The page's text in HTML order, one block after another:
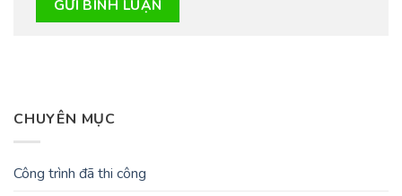
CHUYÊN MỤC
Công trình đã thi công